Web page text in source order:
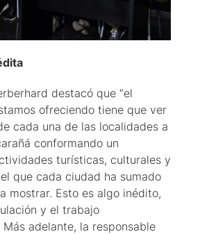
destacó que “el
ofreciendo tiene que ver
cada una de las localidades a
conformando un
turísticas, culturales y
que cada ciudad ha sumado
mostrar. Esto es algo inédito,
y el trabajo
Más adelante, la responsable